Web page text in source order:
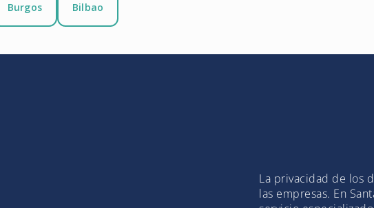
Burgos Bilbao
La privacidad de los
las empresas. En